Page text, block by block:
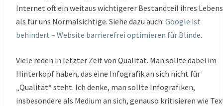
Internet oft ein weitaus wichtigerer Bestandteil ihres Lebens
als für uns Normalsichtige. Siehe dazu auch: Google ist
behindert – Website barrierefrei optimieren für Blinde.
Viele reden in letzter Zeit von Qualität. Man sollte dabei im
Hinterkopf haben, das eine Infografik an sich nicht für
„Qualität“ steht. Ich denke, man sollte Infografiken,
insbesondere als Medium an sich, genauso kritisieren wie